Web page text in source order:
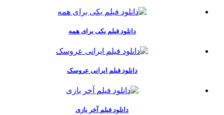
دانلود فیلم یکی برای همه
دانلود فیلم ایرانی عروسک
دانلود فیلم آخر بازی